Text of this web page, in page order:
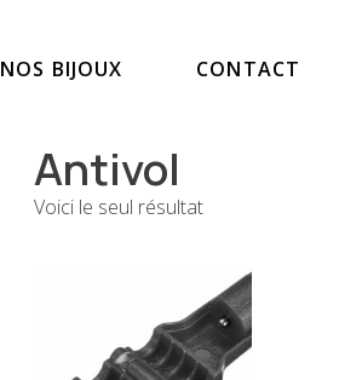
NOS BIJOUX CONTACT
Antivol
Voici le seul résultat